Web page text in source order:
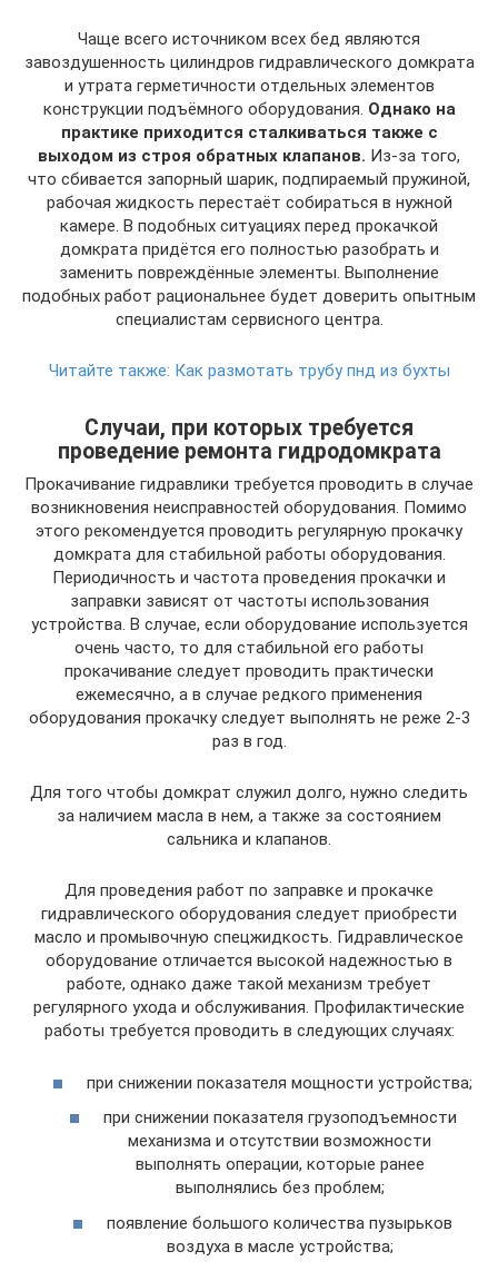
Чаще всего источником всех бед являются
завоздушенность цилиндров гидравлического домкрата
и утрата герметичности отдельных элементов
конструкции подъёмного оборудования. Однако на
практике приходится сталкиваться также с
выходом из строя обратных клапанов. Из-за того,
что сбивается запорный шарик, подпираемый пружиной,
рабочая жидкость перестаёт собираться в нужной
камере. В подобных ситуациях перед прокачкой
домкрата придётся его полностью разобрать и
заменить повреждённые элементы. Выполнение
подобных работ рациональнее будет доверить опытным
специалистам сервисного центра.
Читайте также: Как размотать трубу пнд из бухты
Случаи, при которых требуется
проведение ремонта гидродомкрата
Прокачивание гидравлики требуется проводить в случае
возникновения неисправностей оборудования. Помимо
этого рекомендуется проводить регулярную прокачку
домкрата для стабильной работы оборудования.
Периодичность и частота проведения прокачки и
заправки зависят от частоты использования
устройства. В случае, если оборудование используется
очень часто, то для стабильной его работы
прокачивание следует проводить практически
ежемесячно, а в случае редкого применения
оборудования прокачку следует выполнять не реже 2-3
раз в год.
Для того чтобы домкрат служил долго, нужно следить
за наличием масла в нем, а также за состоянием
сальника и клапанов.
Для проведения работ по заправке и прокачке
гидравлического оборудования следует приобрести
масло и промывочную спецжидкость. Гидравлическое
оборудование отличается высокой надежностью в
работе, однако даже такой механизм требует
регулярного ухода и обслуживания. Профилактические
работы требуется проводить в следующих случаях:
при снижении показателя мощности устройства;
при снижении показателя грузоподъемности
механизма и отсутствии возможности
выполнять операции, которые ранее
выполнялись без проблем;
появление большого количества пузырьков
воздуха в масле устройства;